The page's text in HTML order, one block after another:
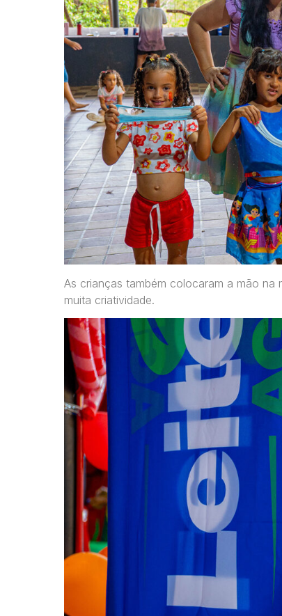
As crianças também colocaram a mão
muita criatividade.